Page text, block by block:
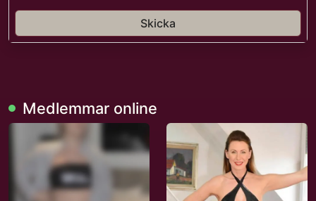
Skicka
Medlemmar online